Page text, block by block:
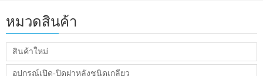
หมวดสินค้า
สินค้าใหม่
อุปกรณ์เปิด-ปิดฝาหลังชนิดเกลียว